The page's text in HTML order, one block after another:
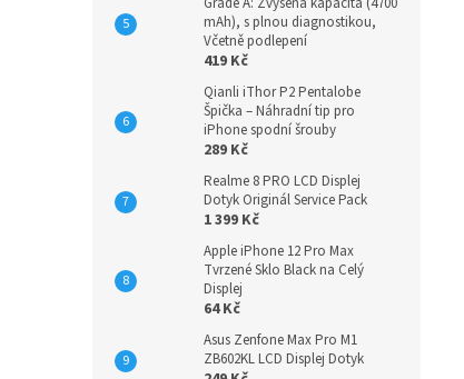
mAh), s plnou diagnostikou,
Včetně podlepení
419 Kč
Qianli iThor P2 Pentalobe
Špička – Náhradní tip pro
iPhone spodní šrouby
289 Kč
Realme 8 PRO LCD Displej
Dotyk Originál Service Pack
1 399 Kč
Apple iPhone 12 Pro Max
Tvrzené Sklo Black na Celý
Displej
64 Kč
Asus Zenfone Max Pro M1
ZB602KL LCD Displej Dotyk